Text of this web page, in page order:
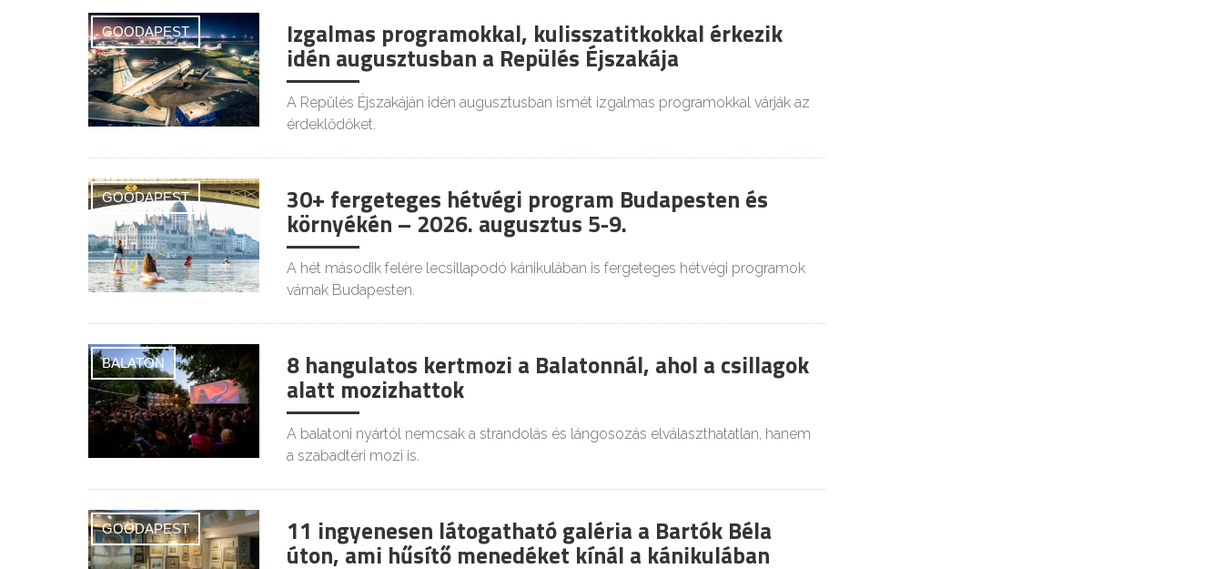
GOODAPEST Izgalmas programokkal, kulisszatitkokkal érkezik
idén augusztusban a Repülés Éjszakája
A Repülés Éjszakáján idén augusztusban ismét izgalmas programokkal várják az
érdeklődőket.
GOODAPEST 30+ fergeteges hétvégi program Budapesten és
környékén – 2026. augusztus 5-9.
A hét második felére lecsillapodó kánikulában is fergeteges hétvégi programok
várnak Budapesten.
BALATON 8 hangulatos kertmozi a Balatonnál, ahol a csillagok
alatt mozizhattok
A balatoni nyártól nemcsak a strandolás és lángosozás elválaszthatatlan, hanem
a szabadtéri mozi is.
GOODAPEST 11 ingyenesen látogatható galéria a Bartók Béla
úton, ami hűsítő menedéket kínál a kánikulában